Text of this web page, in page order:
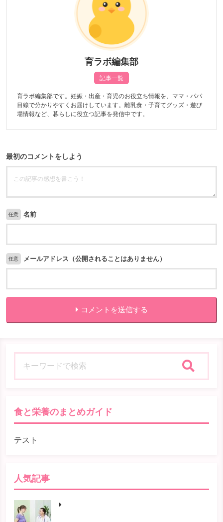
育ラボ編集部
記事一覧
育ラボ編集部です。妊娠・出産・育児のお役立ち情報を、ママ・パパ
目線で分かりやすくお届けしています。離乳食・子育てグッズ・遊び
場情報など、暮らしに役立つ記事を発信中です。
最初のコメントをしよう
任意 名前
任意 メールアドレス（公開されることはありません）
コメントを送信する
食と栄養のまとめガイド
テスト
人気記事